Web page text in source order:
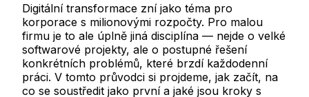
Digitální transformace zní jako téma pro
korporace s milionovými rozpočty. Pro malou
firmu je to ale úplně jiná disciplína — nejde o velké
softwarové projekty, ale o postupné řešení
konkrétních problémů, které brzdí každodenní
práci. V tomto průvodci si projdeme, jak začít, na
co se soustředit jako první a jaké jsou kroky s